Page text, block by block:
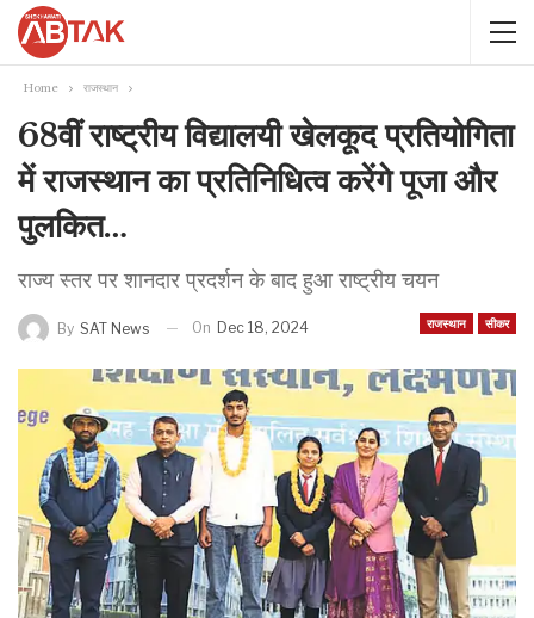
Home राजस्थान
68वीं राष्ट्रीय विद्यालयी खेलकूद प्रतियोगिता
में राजस्थान का प्रतिनिधित्व करेंगे पूजा और
पुलकित…
राज्य स्तर पर शानदार प्रदर्शन के बाद हुआ राष्ट्रीय चयन
राजस्थान सीकर
By SAT News On Dec 18, 2024